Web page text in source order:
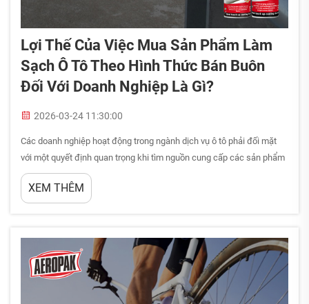
Lợi Thế Của Việc Mua Sản Phẩm Làm
Sạch Ô Tô Theo Hình Thức Bán Buôn
Đối Với Doanh Nghiệp Là Gì?
2026-03-24 11:30:00
Các doanh nghiệp hoạt động trong ngành dịch vụ ô tô phải đối mặt
với một quyết định quan trọng khi tìm nguồn cung cấp các sản phẩm
vệ sinh: nên mua sản phẩm làm sạch ô tô theo hình thức bán buôn
hay tiếp tục mua lẻ. Quyết định này ảnh hưởng đáng kể đến chi phí
XEM THÊM